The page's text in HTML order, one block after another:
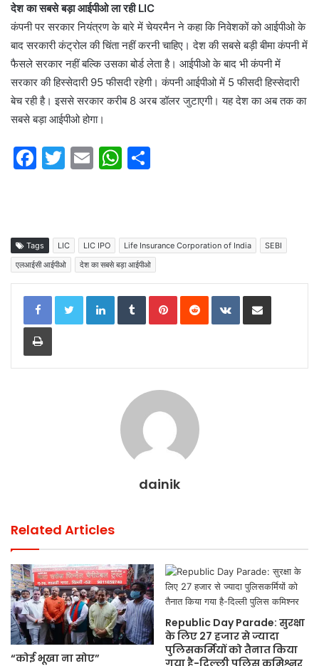
देश का सबसे बड़ा आईपीओ ला रही LIC
कंपनी पर सरकार नियंत्रण के बारे में चेयरमैन ने कहा कि निवेशकों को आईपीओ के
बाद सरकारी कंट्रोल की चिंता नहीं करनी चाहिए। देश की सबसे बड़ी बीमा कंपनी में
फैसले सरकार नहीं बल्कि उसका बोर्ड लेता है। आईपीओ के बाद भी कंपनी में
सरकार की हिस्सेदारी 95 फीसदी रहेगी। कंपनी आईपीओ में 5 फीसदी हिस्सेदारी
बेच रही है। इससे सरकार करीब 8 अरब डॉलर जुटाएगी। यह देश का अब तक का
सबसे बड़ा आईपीओ होगा।
F
b
o
o
k
T
E
W
A
p
p
Tags LIC LIC IPO Life Insurance Corporation of India
SEBI
एलआईसी आईपीओ
देश का सबसे बड़ा आईपीओ
LinkedInTumblrPinterestReddit VKontakteShare via Email
Print
dainik
Related Articles
“कोई भूखा ना सोए”
Republic Day Parade: सुरक्षा
के लिए 27 हजार से ज्यादा
पुलिसकर्मियों को तैनात किया
गया है-दिल्ली पुलिस कमिश्नर